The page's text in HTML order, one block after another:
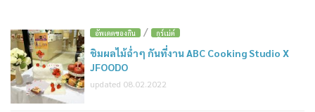
อัพเดตของกิน / กูร์เม่ต์
ชิมผลไม้ฉ่ำๆ กันที่งาน ABC Cooking Studio X
JFOODO
updated 08.02.2022